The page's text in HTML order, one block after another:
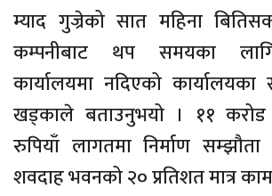
म्याद गुज्रेको सात महिना
कम्पनीबाट थप समयका
कार्यालयमा नदिएको
खड्काले बताउनुभयो । ११
रुपियाँ लागतमा निर्माण सम्झौता
शवदाह भवनको २० प्रतिशत मात्र